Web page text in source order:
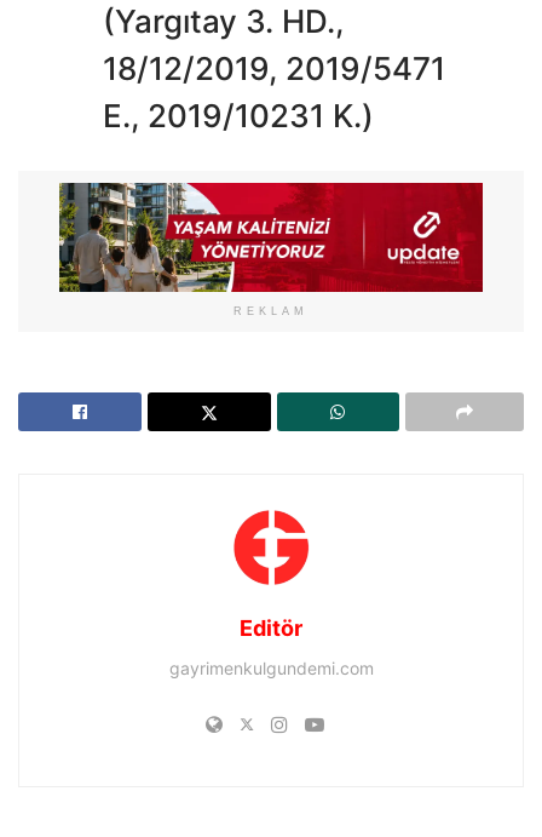
(Yargıtay 3. HD.,
18/12/2019, 2019/5471
E., 2019/10231 K.)
REKLAM
Editör
gayrimenkulgundemi.com